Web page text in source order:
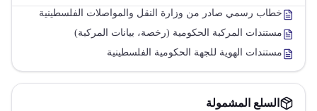
خطاب رسمي صادر من وزارة النقل والمواصلات الفلسطينية
مستندات المركبة الحكومية (رخصة، بيانات المركبة)
مستندات الهوية للجهة الحكومية الفلسطينية
السلع المشمولة